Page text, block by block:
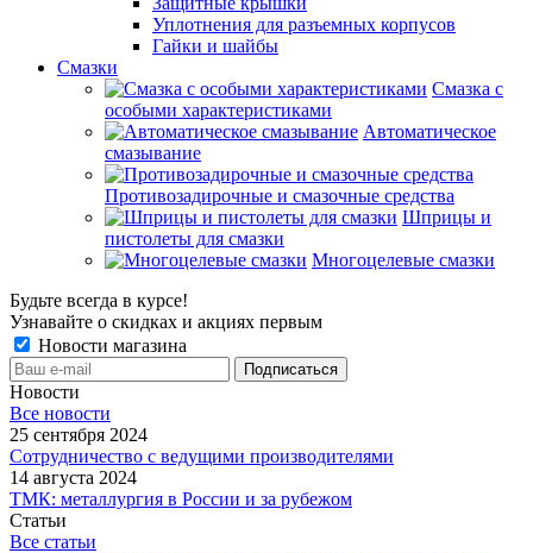
Уплотнения для разъемных корпусов
Гайки и шайбы
Смазки
Смазка с
особыми характеристиками
Автоматическое
смазывание
Противозадирочные и смазочные средства
Шприцы и
пистолеты для смазки
Многоцелевые смазки
Будьте всегда в курсе!
Узнавайте о скидках и акциях первым
Новости магазина
Новости
Все новости
25 сентября 2024
Сотрудничество с ведущими производителями
14 августа 2024
ТМК: металлургия в России и за рубежом
Статьи
Все статьи